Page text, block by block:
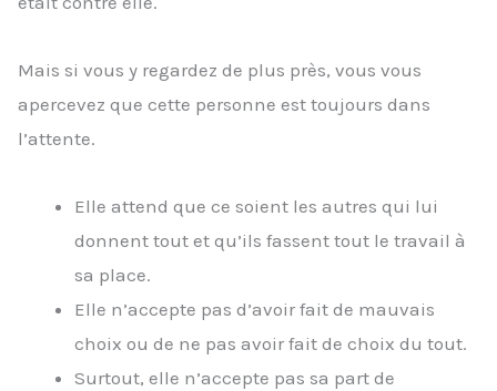
Mais si vous y regardez de plus près, vous vous
apercevez que cette personne est toujours dans
l’attente.
Elle attend que ce soient les autres qui lui
donnent tout et qu’ils fassent tout le travail à
sa place.
Elle n’accepte pas d’avoir fait de mauvais
choix ou de ne pas avoir fait de choix du tout.
Surtout, elle n’accepte pas sa part de